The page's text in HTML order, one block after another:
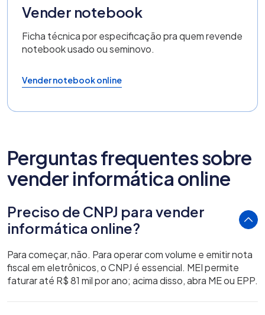
Vender notebook
Ficha técnica por especificação pra quem revende
notebook usado ou seminovo.
Vender notebook online
Perguntas frequentes sobre
vender informática online
Preciso de CNPJ para vender
informática online?
Para começar, não. Para operar com volume e emitir nota
fiscal em eletrônicos, o CNPJ é essencial. MEI permite
faturar até R$ 81 mil por ano; acima disso, abra ME ou EPP.